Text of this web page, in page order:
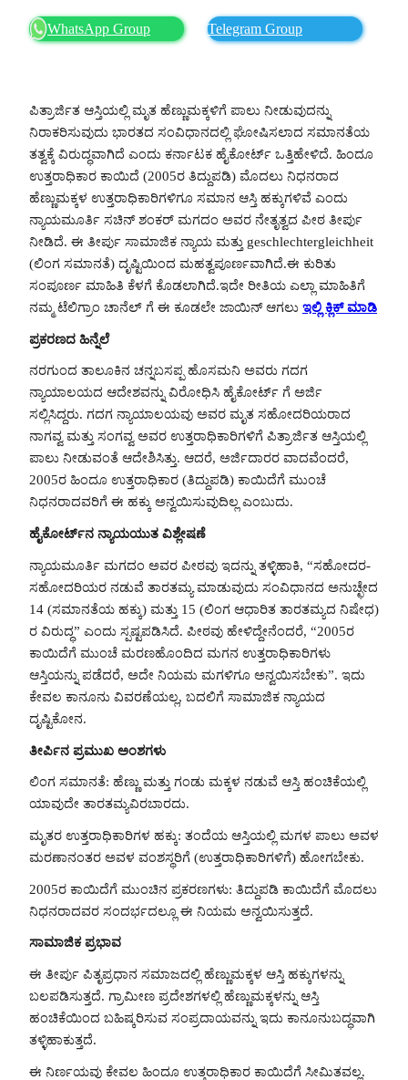
WhatsApp Group Telegram Group
ಪಿತ್ರಾರ್ಜಿತ ಆಸ್ತಿಯಲ್ಲಿ ಮೃತ ಹೆಣ್ಣುಮಕ್ಕಳಿಗೆ ಪಾಲು ನೀಡುವುದನ್ನು
ನಿರಾಕರಿಸುವುದು ಭಾರತದ ಸಂವಿಧಾನದಲ್ಲಿ ಘೋಷಿಸಲಾದ ಸಮಾನತೆಯ
ತತ್ವಕ್ಕೆ ವಿರುದ್ಧವಾಗಿದೆ ಎಂದು ಕರ್ನಾಟಕ ಹೈಕೋರ್ಟ್ ಒತ್ತಿಹೇಳಿದೆ. ಹಿಂದೂ
ಉತ್ತರಾಧಿಕಾರ ಕಾಯಿದೆ (2005ರ ತಿದ್ದುಪಡಿ) ಮೊದಲು ನಿಧನರಾದ
ಹೆಣ್ಣುಮಕ್ಕಳ ಉತ್ತರಾಧಿಕಾರಿಗಳಿಗೂ ಸಮಾನ ಆಸ್ತಿ ಹಕ್ಕುಗಳಿವೆ ಎಂದು
ನ್ಯಾಯಮೂರ್ತಿ ಸಚಿನ್ ಶಂಕರ್ ಮಗದಂ ಅವರ ನೇತೃತ್ವದ ಪೀಠ ತೀರ್ಪು
ನೀಡಿದೆ. ಈ ತೀರ್ಪು ಸಾಮಾಜಿಕ ನ್ಯಾಯ ಮತ್ತು geschlechtergleichheit
(ಲಿಂಗ ಸಮಾನತೆ) ದೃಷ್ಟಿಯಿಂದ ಮಹತ್ವಪೂರ್ಣವಾಗಿದೆ.ಈ ಕುರಿತು
ಸಂಪೂರ್ಣ ಮಾಹಿತಿ ಕೆಳಗೆ ಕೊಡಲಾಗಿದೆ.ಇದೇ ರೀತಿಯ ಎಲ್ಲಾ ಮಾಹಿತಿಗೆ
ನಮ್ಮ ಟೆಲಿಗ್ರಾಂ ಚಾನೆಲ್ ಗೆ ಈ ಕೂಡಲೇ ಜಾಯಿನ್ ಆಗಲು ಇಲ್ಲಿ ಕ್ಲಿಕ್ ಮಾಡಿ
ಪ್ರಕರಣದ ಹಿನ್ನೆಲೆ
ನರಗುಂದ ತಾಲೂಕಿನ ಚನ್ನಬಸಪ್ಪ ಹೊಸಮನಿ ಅವರು ಗದಗ
ನ್ಯಾಯಾಲಯದ ಆದೇಶವನ್ನು ವಿರೋಧಿಸಿ ಹೈಕೋರ್ಟ್ ಗೆ ಅರ್ಜಿ
ಸಲ್ಲಿಸಿದ್ದರು. ಗದಗ ನ್ಯಾಯಾಲಯವು ಅವರ ಮೃತ ಸಹೋದರಿಯರಾದ
ನಾಗವ್ವ ಮತ್ತು ಸಂಗವ್ವ ಅವರ ಉತ್ತರಾಧಿಕಾರಿಗಳಿಗೆ ಪಿತ್ರಾರ್ಜಿತ ಆಸ್ತಿಯಲ್ಲಿ
ಪಾಲು ನೀಡುವಂತೆ ಆದೇಶಿಸಿತ್ತು. ಆದರೆ, ಅರ್ಜಿದಾರರ ವಾದವೆಂದರೆ,
2005ರ ಹಿಂದೂ ಉತ್ತರಾಧಿಕಾರ (ತಿದ್ದುಪಡಿ) ಕಾಯಿದೆಗೆ ಮುಂಚೆ
ನಿಧನರಾದವರಿಗೆ ಈ ಹಕ್ಕು ಅನ್ವಯಿಸುವುದಿಲ್ಲ ಎಂಬುದು.
ಹೈಕೋರ್ಟ್‌ನ ನ್ಯಾಯಯುತ ವಿಶ್ಲೇಷಣೆ
ನ್ಯಾಯಮೂರ್ತಿ ಮಗದಂ ಅವರ ಪೀಠವು ಇದನ್ನು ತಳ್ಳಿಹಾಕಿ, “ಸಹೋದರ-
ಸಹೋದರಿಯರ ನಡುವೆ ತಾರತಮ್ಯ ಮಾಡುವುದು ಸಂವಿಧಾನದ ಅನುಚ್ಛೇದ
14 (ಸಮಾನತೆಯ ಹಕ್ಕು) ಮತ್ತು 15 (ಲಿಂಗ ಆಧಾರಿತ ತಾರತಮ್ಯದ ನಿಷೇಧ)
ರ ವಿರುದ್ಧ” ಎಂದು ಸ್ಪಷ್ಟಪಡಿಸಿದೆ. ಪೀಠವು ಹೇಳಿದ್ದೇನೆಂದರೆ, “2005ರ
ಕಾಯಿದೆಗೆ ಮುಂಚೆ ಮರಣಹೊಂದಿದ ಮಗನ ಉತ್ತರಾಧಿಕಾರಿಗಳು
ಆಸ್ತಿಯನ್ನು ಪಡೆದರೆ, ಅದೇ ನಿಯಮ ಮಗಳಿಗೂ ಅನ್ವಯಿಸಬೇಕು”. ಇದು
ಕೇವಲ ಕಾನೂನು ವಿವರಣೆಯಲ್ಲ, ಬದಲಿಗೆ ಸಾಮಾಜಿಕ ನ್ಯಾಯದ
ದೃಷ್ಟಿಕೋನ.
ತೀರ್ಪಿನ ಪ್ರಮುಖ ಅಂಶಗಳು
ಲಿಂಗ ಸಮಾನತೆ: ಹೆಣ್ಣು ಮತ್ತು ಗಂಡು ಮಕ್ಕಳ ನಡುವೆ ಆಸ್ತಿ ಹಂಚಿಕೆಯಲ್ಲಿ
ಯಾವುದೇ ತಾರತಮ್ಯವಿರಬಾರದು.
ಮೃತರ ಉತ್ತರಾಧಿಕಾರಿಗಳ ಹಕ್ಕು: ತಂದೆಯ ಆಸ್ತಿಯಲ್ಲಿ ಮಗಳ ಪಾಲು ಅವಳ
ಮರಣಾನಂತರ ಅವಳ ವಂಶಸ್ಥರಿಗೆ (ಉತ್ತರಾಧಿಕಾರಿಗಳಿಗೆ) ಹೋಗಬೇಕು.
2005ರ ಕಾಯಿದೆಗೆ ಮುಂಚಿನ ಪ್ರಕರಣಗಳು: ತಿದ್ದುಪಡಿ ಕಾಯಿದೆಗೆ ಮೊದಲು
ನಿಧನರಾದವರ ಸಂದರ್ಭದಲ್ಲೂ ಈ ನಿಯಮ ಅನ್ವಯಿಸುತ್ತದೆ.
ಸಾಮಾಜಿಕ ಪ್ರಭಾವ
ಈ ತೀರ್ಪು ಪಿತೃಪ್ರಧಾನ ಸಮಾಜದಲ್ಲಿ ಹೆಣ್ಣುಮಕ್ಕಳ ಆಸ್ತಿ ಹಕ್ಕುಗಳನ್ನು
ಬಲಪಡಿಸುತ್ತದೆ. ಗ್ರಾಮೀಣ ಪ್ರದೇಶಗಳಲ್ಲಿ ಹೆಣ್ಣುಮಕ್ಕಳನ್ನು ಆಸ್ತಿ
ಹಂಚಿಕೆಯಿಂದ ಬಹಿಷ್ಕರಿಸುವ ಸಂಪ್ರದಾಯವನ್ನು ಇದು ಕಾನೂನುಬದ್ಧವಾಗಿ
ತಳ್ಳಿಹಾಕುತ್ತದೆ.
ಈ ನಿರ್ಣಯವು ಕೇವಲ ಹಿಂದೂ ಉತ್ತರಾಧಿಕಾರ ಕಾಯಿದೆಗೆ ಸೀಮಿತವಲ್ಲ.